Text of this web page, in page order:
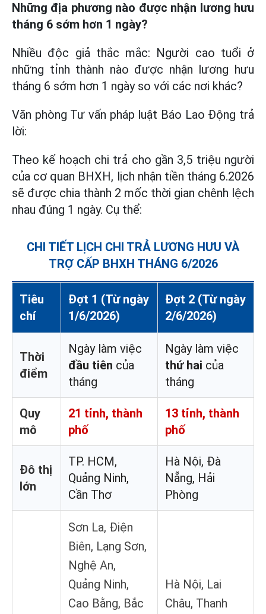
Những địa phương nào được nhận lương hưu
tháng 6 sớm hơn 1 ngày?
Nhiều độc giả thắc mắc: Người cao tuổi ở
những tỉnh thành nào được nhận lương hưu
tháng 6 sớm hơn 1 ngày so với các nơi khác?
Văn phòng Tư vấn pháp luật Báo Lao Động trả
lời:
Theo kế hoạch chi trả cho gần 3,5 triệu người
của cơ quan BHXH, lịch nhận tiền tháng 6.2026
sẽ được chia thành 2 mốc thời gian chênh lệch
nhau đúng 1 ngày. Cụ thể:
CHI TIẾT LỊCH CHI TRẢ LƯƠNG HƯU VÀ
TRỢ CẤP BHXH THÁNG 6/2026
Tiêu
chí
Đợt 1 (Từ ngày
1/6/2026)
Đợt 2 (Từ ngày
2/6/2026)
Thời
điểm
Ngày làm việc
đầu tiên của
tháng
Ngày làm việc
thứ hai của
tháng
Quy
mô
21 tỉnh, thành
phố
13 tỉnh, thành
phố
Đô thị
lớn
TP. HCM,
Quảng Ninh,
Cần Thơ
Hà Nội, Đà
Nẵng, Hải
Phòng
Sơn La, Điện
Biên, Lạng Sơn,
Nghệ An,
Quảng Ninh,
Cao Bằng, Bắc
Hà Nội, Lai
Châu, Thanh